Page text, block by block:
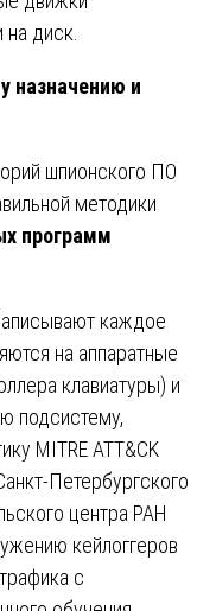
диск.
назначению и
шпионского ПО
методики
программ
каждое
на аппаратные
клавиатуры) и
подсистему,
MITRE ATT&CK
Петербургского
центра РАН
кейлоггеров
с